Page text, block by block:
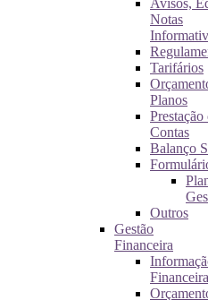
Avisos,
Notas
Tarifários
Planos
Prestação
Contas
Balanço
Outros
Gestão
Financeira
Financeira